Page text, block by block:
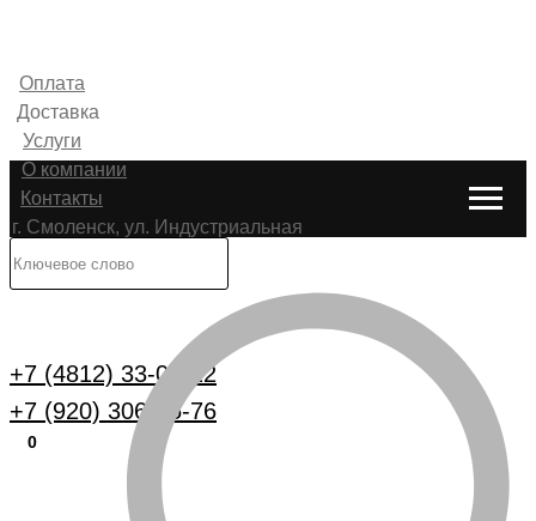
Оплата
Доставка
Услуги
О компании
Контакты
г. Смоленск, ул. Индустриальная
+7 (4812) 33-00-22
+7 (920) 306-25-76
0